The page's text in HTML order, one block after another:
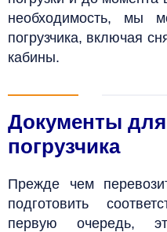
необходимость, мы
погрузчика, включая
кабины.
Документы
погрузчика
Прежде чем
подготовить
первую очередь,